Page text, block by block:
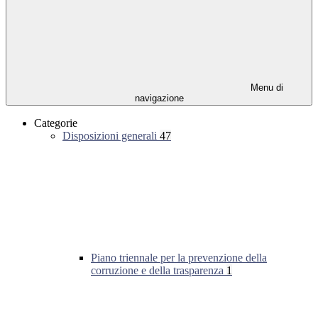
Menu di
navigazione
Categorie
Disposizioni generali 47
Piano triennale per la prevenzione della
corruzione e della trasparenza 1